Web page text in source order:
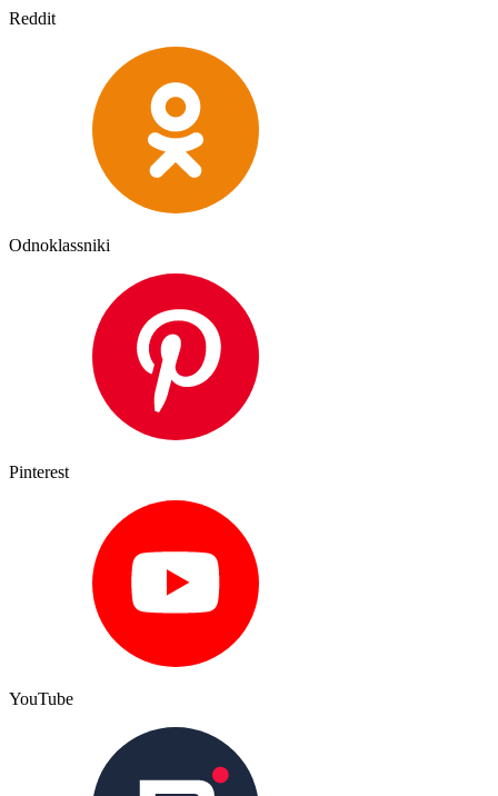
Reddit
Odnoklassniki
Pinterest
YouTube